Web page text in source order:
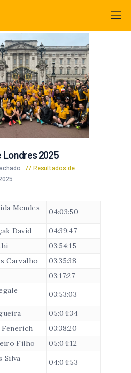
Londres 2025
Resultados de
Mendes
04:03:50
David
04:39:47
03:54:15
Carvalho
03:35:38
03:17:27
03:53:03
05:04:34
Fenerich
03:38:20
Filho
05:04:12
Silva
04:04:53